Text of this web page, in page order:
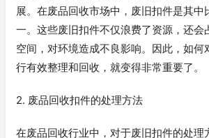
展。在废品回收市场中，废旧扣件是其中
一。这些废旧扣件不仅浪费了资源，还会
空间，对环境造成不良影响。因此，如何
行有效整理和回收，就变得非常重要了。
2. 废品回收扣件的处理方法
在废品回收行业中，对于废旧扣件的处理